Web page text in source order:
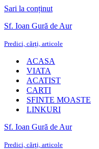
Sari la conținut
Sf. Ioan Gură de Aur
Predici, cărţi, articole
ACASA
VIATA
ACATIST
CARTI
SFINTE MOASTE
LINKURI
Sf. Ioan Gură de Aur
Predici, cărţi, articole